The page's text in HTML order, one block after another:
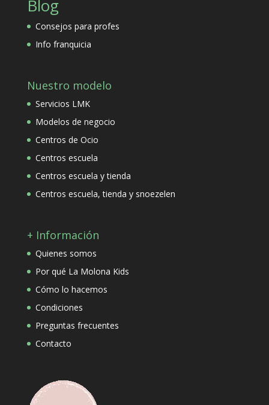
Blog
Consejos para profes
Info franquicia
Nuestro modelo
Servicios LMK
Modelos de negocio
Centros de Ocio
Centros escuela
Centros escuela y tienda
Centros escuela, tienda y snoezelen
+ Información
Quienes somos
Por qué La Molona Kids
Cómo lo hacemos
Condiciones
Preguntas frecuentes
Contacto